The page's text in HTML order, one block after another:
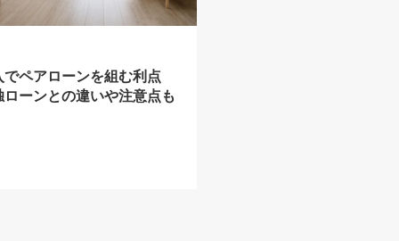
でペアローンを組む利点
ローンとの違いや注意点も